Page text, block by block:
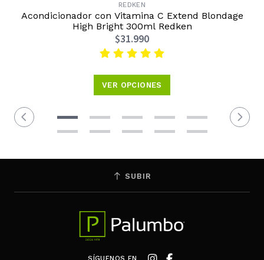
REDKEN
Acondicionador con Vitamina C Extend Blondage
High Bright 300ml Redken
$31.990
VER OPCIONES
SUBIR